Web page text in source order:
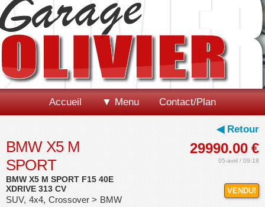
Accueil ▼ Menu Contact/Plan
◀ Retour
29990.00 €
05-avril / 09:18
VENDU!
BMW X5 M
SPORT
BMW X5 M SPORT F15 40E
XDRIVE 313 CV
SUV, 4x4, Crossover > BMW